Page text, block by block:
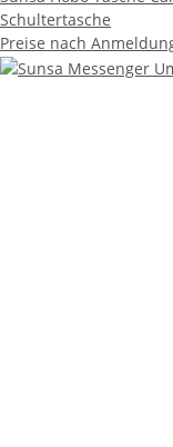
Schultertasche
Preise nach